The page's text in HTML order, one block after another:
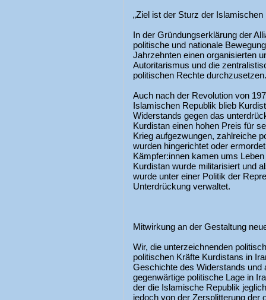
„Ziel ist der Sturz der Islamischen
In der Gründungserklärung der
politische und nationale
Jahrzehnten einen organisierten
Autoritarismus und die
politischen Rechte durchzusetzen.
Auch nach der Revolution von
Islamischen Republik blieb
Widerstands gegen das
Kurdistan einen hohen Preis für
Krieg aufgezwungen, zahlreiche
wurden hingerichtet oder
Kämpfer:innen kamen ums
Kurdistan wurde militarisiert und
wurde unter einer Politik der
Unterdrückung verwaltet.
Mitwirkung an der Gestaltung
Wir, die unterzeichnenden
politischen Kräfte Kurdistans in
Geschichte des Widerstands und
gegenwärtige politische Lage in
der die Islamische Republik
jedoch von der Zersplitterung der